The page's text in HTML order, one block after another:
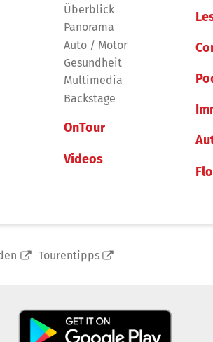
Überblick
Panorama
Auto / Motor
Gesundheit
Multimedia
Backstage
OnTour
Videos
Tourentipps